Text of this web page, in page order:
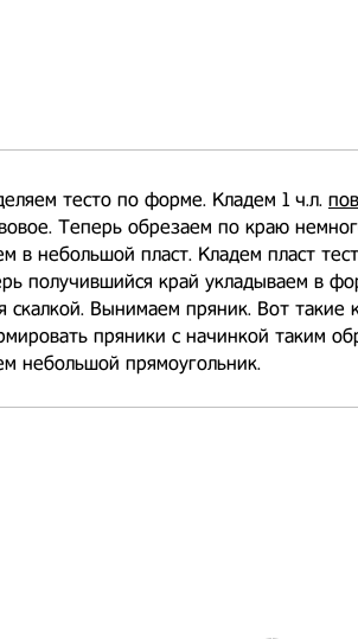
тесто по форме. Кладем 1 ч.л.
Теперь обрезаем по краю
в небольшой пласт. Кладем пласт
получившийся край укладываем в
скалкой. Вынимаем пряник. Вот такие
пряники с начинкой таким
небольшой прямоугольник.